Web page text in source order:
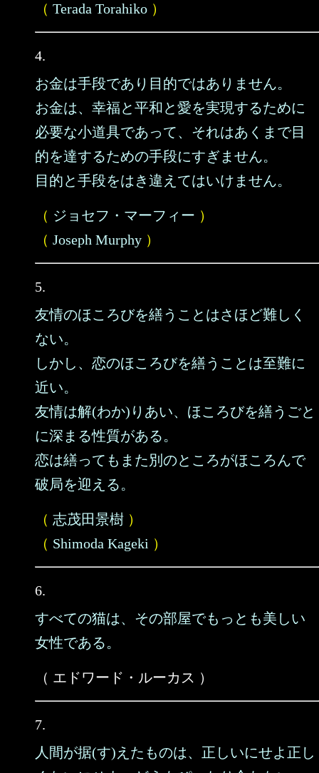
（ Terada Torahiko ）
4.
お金は手段であり目的ではありません。
お金は、幸福と平和と愛を実現するために
必要な小道具であって、それはあくまで目
的を達するための手段にすぎません。
目的と手段をはき違えてはいけません。
（ ジョセフ・マーフィー ）
（ Joseph Murphy ）
5.
友情のほころびを繕うことはさほど難しく
ない。
しかし、恋のほころびを繕うことは至難に
近い。
友情は解(わか)りあい、ほころびを繕うごと
に深まる性質がある。
恋は繕ってもまた別のところがほころんで
破局を迎える。
（ 志茂田景樹 ）
（ Shimoda Kageki ）
6.
すべての猫は、その部屋でもっとも美しい
女性である。
（ エドワード・ルーカス ）
7.
人間が据(す)えたものは、正しいにせよ正し